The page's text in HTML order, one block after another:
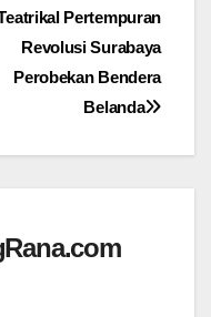
Pertempuran
Revolusi Surabaya
Perobekan Bendera
Belanda